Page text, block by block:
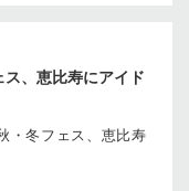
、恵比寿にアイド
・冬フェス、恵比寿